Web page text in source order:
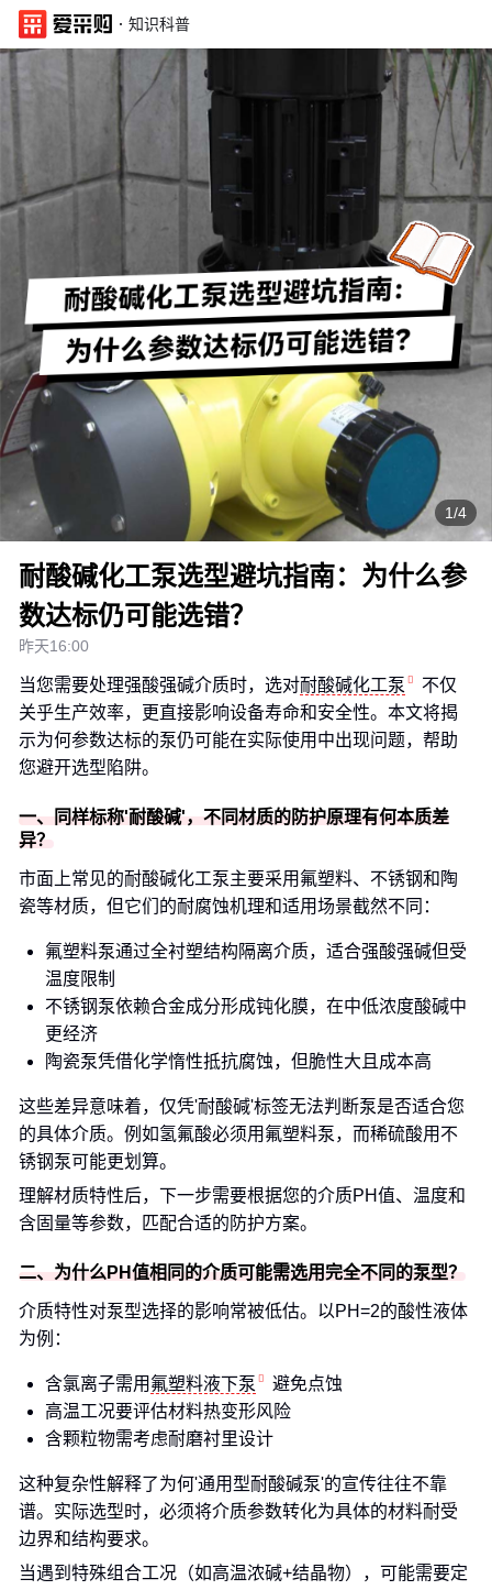
· 知识科普
1/4
耐酸碱化工泵选型避坑指南：为什么参
数达标仍可能选错？
昨天16:00
当您需要处理强酸强碱介质时，选对耐酸碱化工泵
不仅
关乎生产效率，更直接影响设备寿命和安全性。本文将揭
示为何参数达标的泵仍可能在实际使用中出现问题，帮助
您避开选型陷阱。
一、同样标称'耐酸碱'，不同材质的防护原理有何本质差
异？
市面上常见的耐酸碱化工泵主要采用氟塑料、不锈钢和陶
瓷等材质，但它们的耐腐蚀机理和适用场景截然不同：
氟塑料泵通过全衬塑结构隔离介质，适合强酸强碱但受
温度限制
不锈钢泵依赖合金成分形成钝化膜，在中低浓度酸碱中
更经济
陶瓷泵凭借化学惰性抵抗腐蚀，但脆性大且成本高
这些差异意味着，仅凭'耐酸碱'标签无法判断泵是否适合您
的具体介质。例如氢氟酸必须用氟塑料泵，而稀硫酸用不
锈钢泵可能更划算。
理解材质特性后，下一步需要根据您的介质PH值、温度和
含固量等参数，匹配合适的防护方案。
二、为什么PH值相同的介质可能需选用完全不同的泵型？
介质特性对泵型选择的影响常被低估。以PH=2的酸性液体
为例：
含氯离子需用 氟塑料液下泵
避免点蚀
高温工况要评估材料热变形风险
含颗粒物需考虑耐磨衬里设计
这种复杂性解释了为何'通用型耐酸碱泵'的宣传往往不靠
谱。实际选型时，必须将介质参数转化为具体的材料耐受
边界和结构要求。
当遇到特殊组合工况（如高温浓碱+结晶物），可能需要定